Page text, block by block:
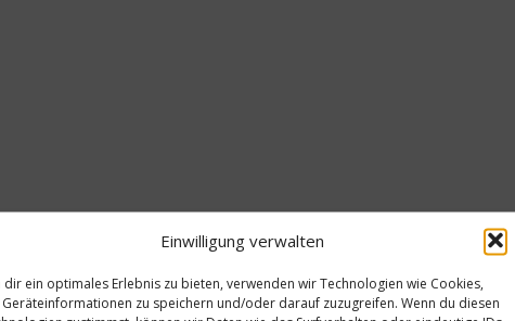
Einwilligung verwalten
dir ein optimales Erlebnis zu bieten, verwenden wir Technologien wie Cookies,
Geräteinformationen zu speichern und/oder darauf zuzugreifen. Wenn du diesen